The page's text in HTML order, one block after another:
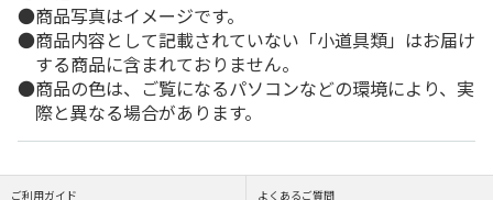
商品写真はイメージです。
商品内容として記載されていない「小道具類」はお届け
する商品に含まれておりません。
商品の色は、ご覧になるパソコンなどの環境により、実
際と異なる場合があります。
ご利用ガイド よくあるご質問